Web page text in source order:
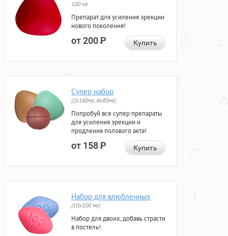
100 мг
Препарат для усиления эрекции
нового поколения!
от 200Р Купить
Супер набор
(2х160мг, 4х80мг)
Попробуй все супер препараты
для усиления эрекции и
продления полового акта!
от 158Р Купить
Набор для влюбленных
(10х100 мг)
Набор для двоих, добавь страсти
в постель!